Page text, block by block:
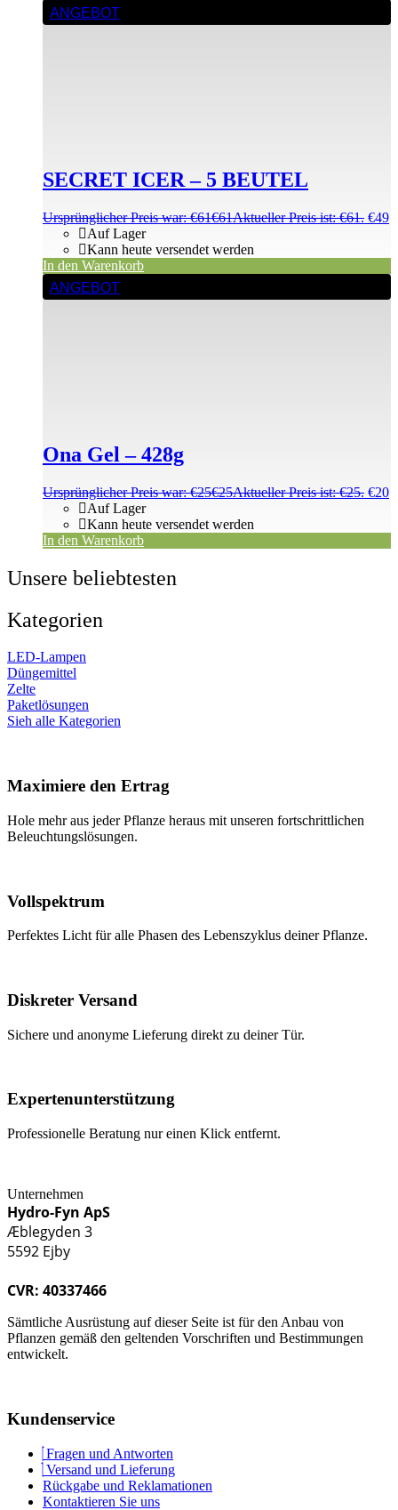
ANGEBOT
SECRET ICER – 5 BEUTEL
Ursprünglicher Preis war: €61€61Aktueller Preis ist: €61. €49
Auf Lager
Kann heute versendet werden
In den Warenkorb
ANGEBOT
Ona Gel – 428g
Ursprünglicher Preis war: €25€25Aktueller Preis ist: €25. €20
Auf Lager
Kann heute versendet werden
In den Warenkorb
Unsere beliebtesten
Kategorien
LED-Lampen
Düngemittel
Zelte
Paketlösungen
Sieh alle Kategorien
Maximiere den Ertrag
Hole mehr aus jeder Pflanze heraus mit unseren fortschrittlichen
Beleuchtungslösungen.
Vollspektrum
Perfektes Licht für alle Phasen des Lebenszyklus deiner Pflanze.
Diskreter Versand
Sichere und anonyme Lieferung direkt zu deiner Tür.
Expertenunterstützung
Professionelle Beratung nur einen Klick entfernt.
Unternehmen
Hydro-Fyn ApS
Æblegyden 3
5592 Ejby
CVR: 40337466
Sämtliche Ausrüstung auf dieser Seite ist für den Anbau von
Pflanzen gemäß den geltenden Vorschriften und Bestimmungen
entwickelt.
Kundenservice
Fragen und Antworten
Versand und Lieferung
Rückgabe und Reklamationen
Kontaktieren Sie uns